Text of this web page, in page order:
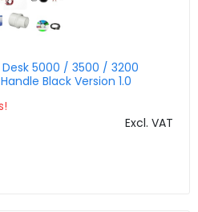
Desk 5000 / 3500 / 3200
Black Version 1.0
Excl. VAT